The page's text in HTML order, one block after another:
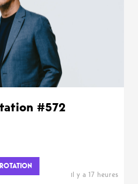
#572
il y a 17 heures